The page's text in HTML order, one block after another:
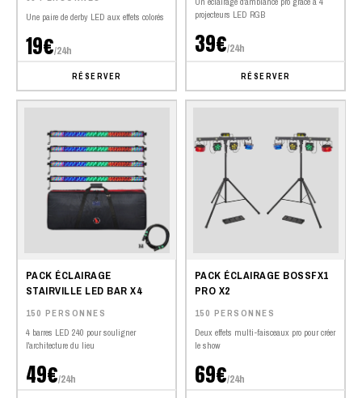
Une paire de derby LED aux effets colorés
19€/24h
RÉSERVER
projecteurs LED RGB
39€/24h
RÉSERVER
PACK ÉCLAIRAGE
STAIRVILLE LED BAR X4
150 PERSONNES
4 barres LED 240 pour souligner
l'architecture du lieu
49€/24h
PACK ÉCLAIRAGE BOSSFX1
PRO X2
150 PERSONNES
Deux effets multi-faisceaux pro pour créer
le show
69€/24h